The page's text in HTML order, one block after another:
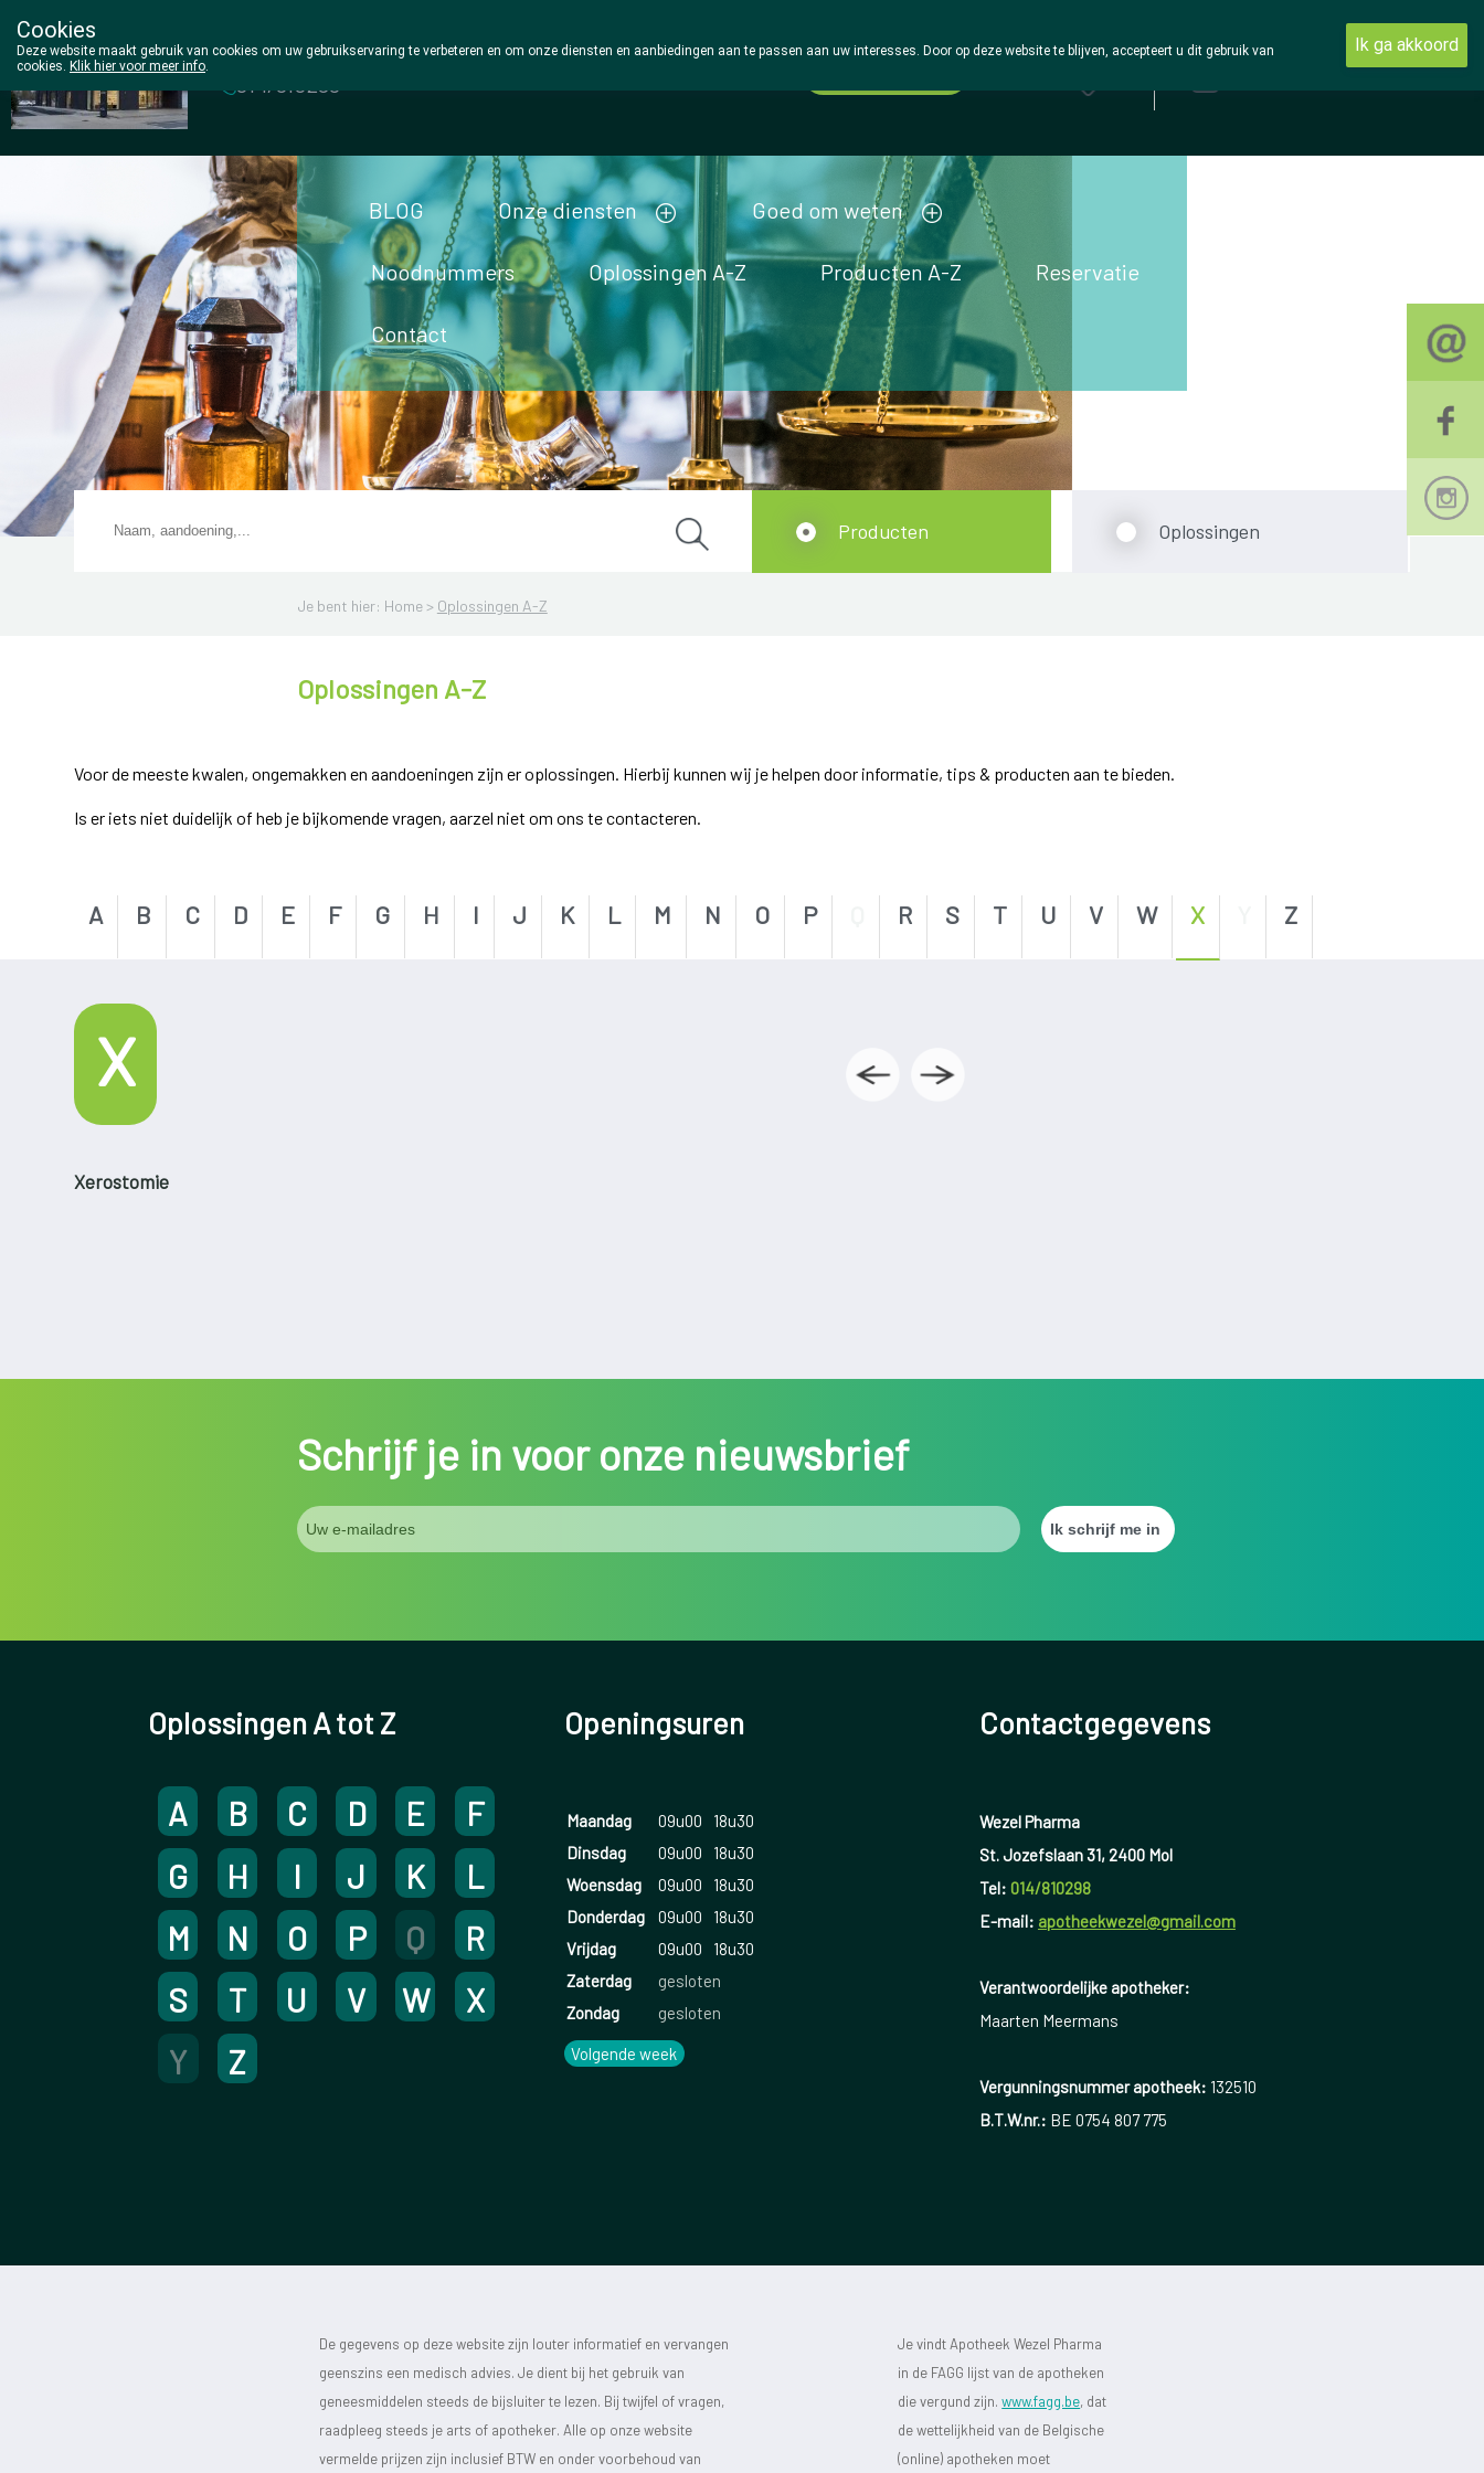
Wezel Pharma
014/810298
BLOG Onze diensten Goed om weten
Noodnummers Oplossingen A-Z Producten A-Z Reservatie
Contact
Je bent hier: Home > Oplossingen A-Z
Oplossingen A-Z
Producten Oplossingen
Voor de meeste kwalen, ongemakken en aandoeningen zijn er oplossingen. Hierbij kunnen wij je helpen door informatie, tips & producten aan te bieden.
Is er iets niet duidelijk of heb je bijkomende vragen, aarzel niet om ons te contacteren.
A B C D E F G H I J K L M N O P R S T U V W X Z
X
Xerostomie
Schrijf je in voor onze nieuwsbrief
Oplossingen A tot Z
A B C D E
F
G
H I J K
L
M
N O P Q
R
S
T U V W
X
Y
Z
Openingsuren
Maandag 09u00
18u30
Dinsdag
09u00
18u30
Woensdag
09u00
18u30
Donderdag
09u00
18u30
Vrijdag
09u00
18u30
Zaterdag
gesloten
Zondag
gesloten
Volgende week
Contactgegevens
Wezel Pharma
St. Jozefslaan 31, 2400 Mol
Tel: 014/810298
E-mail: apotheekwezel@gmail.com
Verantwoordelijke apotheker:
Maarten Meermans
Vergunningsnummer apotheek: 132510
B.T.W.nr.: BE 0754 807 775
De gegevens op deze website zijn louter informatief en vervangen
geenszins een medisch advies. Je dient bij het gebruik van
geneesmiddelen steeds de bijsluiter te lezen. Bij twijfel of vragen,
raadpleeg steeds je arts of apotheker. Alle op onze website
vermelde prijzen zijn inclusief BTW en onder voorbehoud van
Je vindt Apotheek Wezel Pharma
in de FAGG lijst van de apotheken
die vergund zijn.www.fagg.be, dat
de wettelijkheid van de Belgische
(online) apotheken moet
Cookies
Deze website maakt gebruik van cookies om uw gebruikservaring te verbeteren en om onze diensten en aanbiedingen aan te passen aan uw interesses. Door op deze website te blijven, accepteert u dit gebruik van
cookies. Klik hier voor meer info.
Ik ga akkoord